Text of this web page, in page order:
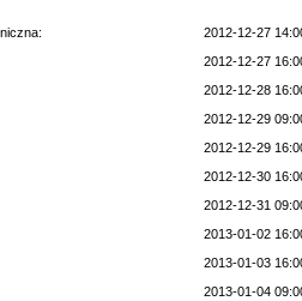
2012-12-27
2012-12-27
2012-12-28
2012-12-29
2012-12-29
2012-12-30
2012-12-31
2013-01-02
2013-01-03
2013-01-04